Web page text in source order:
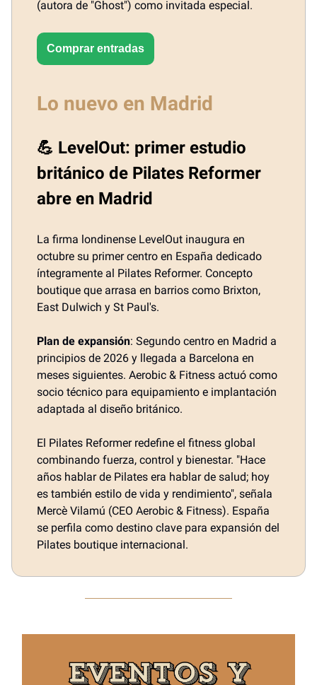
(autora de "Ghost") como invitada especial.
Comprar entradas
Lo nuevo en Madrid
💪 LevelOut: primer estudio
británico de Pilates Reformer
abre en Madrid
La firma londinense LevelOut inaugura en
octubre su primer centro en España dedicado
íntegramente al Pilates Reformer. Concepto
boutique que arrasa en barrios como Brixton,
East Dulwich y St Paul's.
Plan de expansión: Segundo centro en Madrid a
principios de 2026 y llegada a Barcelona en
meses siguientes. Aerobic & Fitness actuó como
socio técnico para equipamiento e implantación
adaptada al diseño británico.
El Pilates Reformer redefine el fitness global
combinando fuerza, control y bienestar. "Hace
años hablar de Pilates era hablar de salud; hoy
es también estilo de vida y rendimiento", señala
Mercè Vilamú (CEO Aerobic & Fitness). España
se perfila como destino clave para expansión del
Pilates boutique internacional.